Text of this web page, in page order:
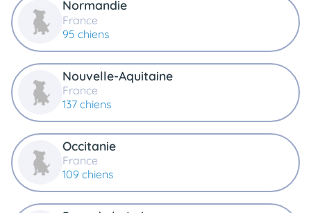
Normandie
France
95 chiens
Nouvelle-Aquitaine
France
137 chiens
Occitanie
France
109 chiens